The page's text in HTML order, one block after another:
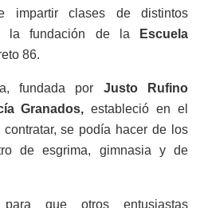
impartir clases de distintos
la fundación de la
Escuela
86.
fundada por Justo Rufino
Granados, estableció en el
se podía hacer de los
de esgrima, gimnasia y de
que otros entusiastas